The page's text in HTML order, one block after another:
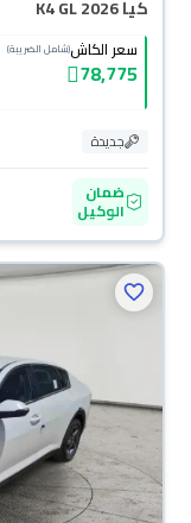
كيا K4 GL 2026
سعر الكاش(شامل الضريبة)
78,775
جديدة
ضمان
الوكيل